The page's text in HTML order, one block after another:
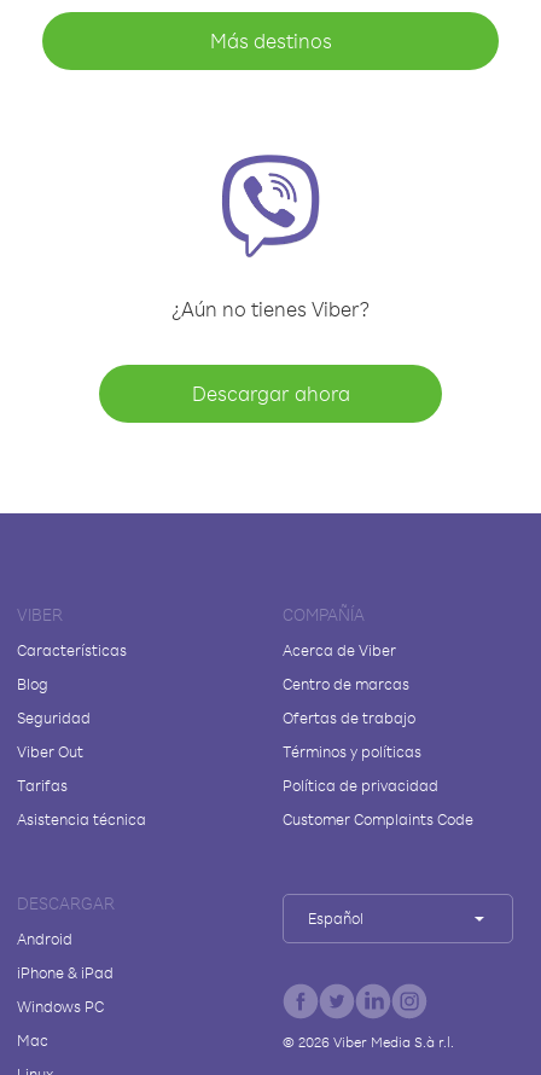
Más destinos
¿Aún no tienes Viber?
Descargar ahora
VIBER
Características
Blog
Seguridad
Viber Out
Tarifas
Asistencia técnica
COMPAÑÍA
Acerca de Viber
Centro de marcas
Ofertas de trabajo
Términos y políticas
Política de privacidad
Customer Complaints Code
DESCARGAR
Android
iPhone & iPad
Windows PC
Mac
Español
© 2026Viber Media S.à r.l.